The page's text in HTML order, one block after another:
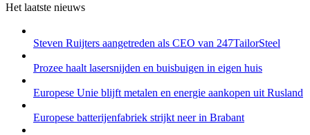
Het laatste nieuws
Steven Ruijters aangetreden als CEO van 247TailorSteel
Prozee haalt lasersnijden en buisbuigen in eigen huis
Europese Unie blijft metalen en energie aankopen uit Rusland
Europese batterijenfabriek strijkt neer in Brabant